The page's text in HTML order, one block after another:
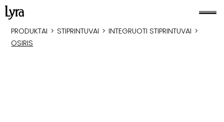
PRODUKTAI > STIPRINTUVAI > INTEGRUOTI STIPRINTUVAI >
OSIRIS